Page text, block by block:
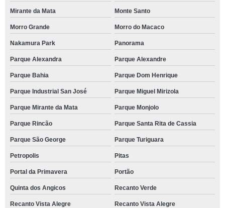
Mirante da Mata Monte Santo
Morro Grande Morro do Macaco
Nakamura Park Panorama
Parque Alexandra Parque Alexandre
Parque Bahia Parque Dom Henrique
Parque Industrial San José Parque Miguel Mirizola
Parque Mirante da Mata Parque Monjolo
Parque Rincão Parque Santa Rita de Cassia
Parque São George Parque Turiguara
Petropolis Pitas
Portal da Primavera Portão
Quinta dos Angicos Recanto Verde
Recanto Vista Alegre Recanto Vista Alegre